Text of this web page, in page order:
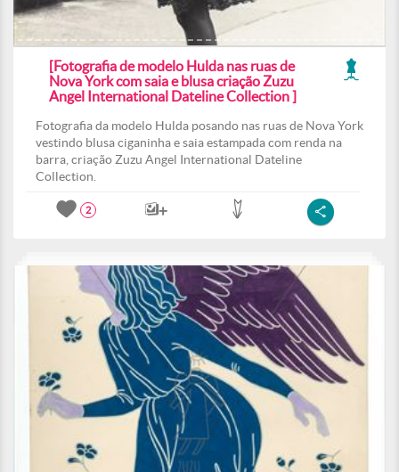
[Fotografia de modelo Hulda nas ruas de
Nova York com saia e blusa criação Zuzu
Angel International Dateline Collection ]
Fotografia da modelo Hulda posando nas ruas de Nova York
vestindo blusa ciganinha e saia estampada com renda na
barra, criação Zuzu Angel International Dateline
Collection.
2